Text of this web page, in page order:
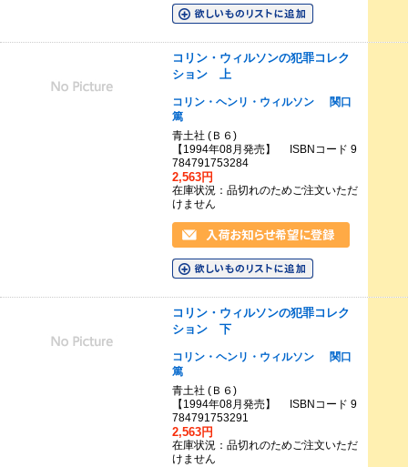
コリン・ウィルソンの犯罪コレク
ション 上
コリン・ヘンリ・ウィルソン
関口
篤
青土社 (Ｂ６)
【1994年08月発売】 ISBNコード 9
784791753284
2,563円
在庫状況：品切れのためご注文いただ
けません
コリン・ウィルソンの犯罪コレク
ション 下
コリン・ヘンリ・ウィルソン
関口
篤
青土社 (Ｂ６)
【1994年08月発売】 ISBNコード 9
784791753291
2,563円
在庫状況：品切れのためご注文いただ
けません